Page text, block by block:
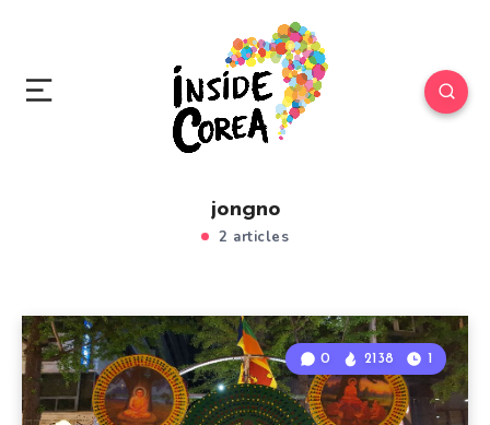
jongno
2 articles
0 2138 1